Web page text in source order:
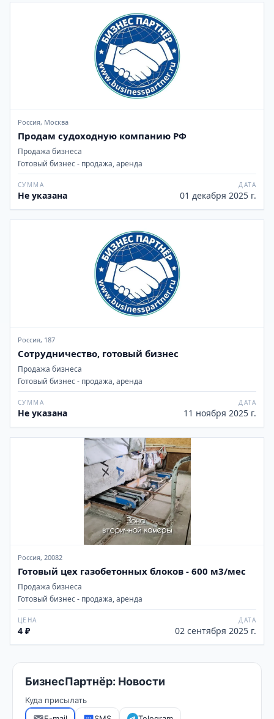
Россия, Москва
Продам судоходную компанию РФ
Продажа бизнеса
Готовый бизнес - продажа, аренда
СУММА
Не указана
ДАТА
01 декабря 2025 г.
Россия, 187
Сотрудничество, готовый бизнес
Продажа бизнеса
Готовый бизнес - продажа, аренда
СУММА
Не указана
ДАТА
11 ноября 2025 г.
Россия, 20082
Готовый цех газобетонных блоков - 600 м3/мес
Продажа бизнеса
Готовый бизнес - продажа, аренда
ЦЕНА
4 ₽
ДАТА
02 сентября 2025 г.